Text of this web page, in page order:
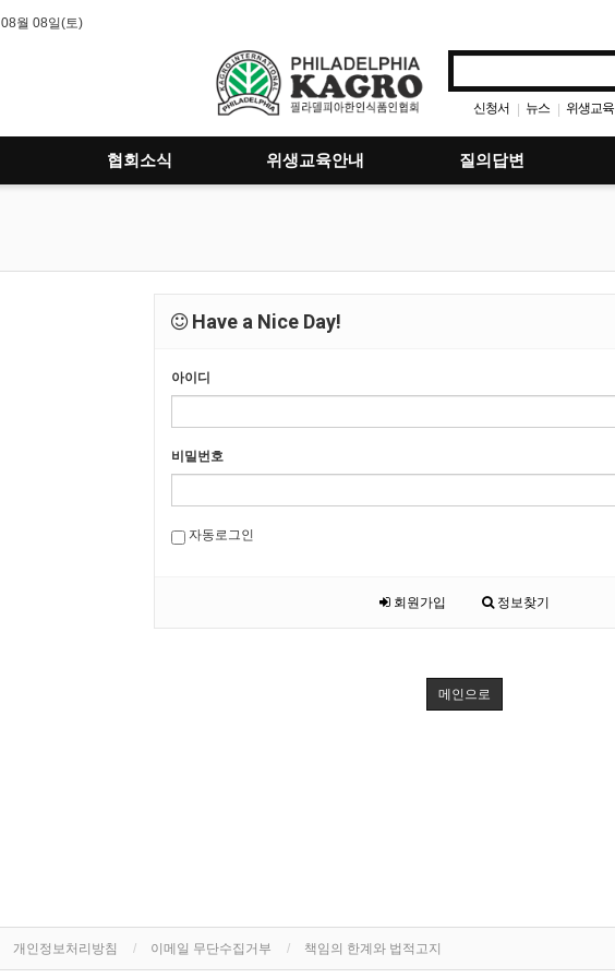
08월 08일(토)
신청서 | 뉴스 | 위생교육
협회소식 위생교육안내 질의답변
Have a Nice Day!
아이디
비밀번호
자동로그인
회원가입 정보찾기
메인으로
개인정보처리방침 이메일 무단수집거부 책임의 한계와 법적고지